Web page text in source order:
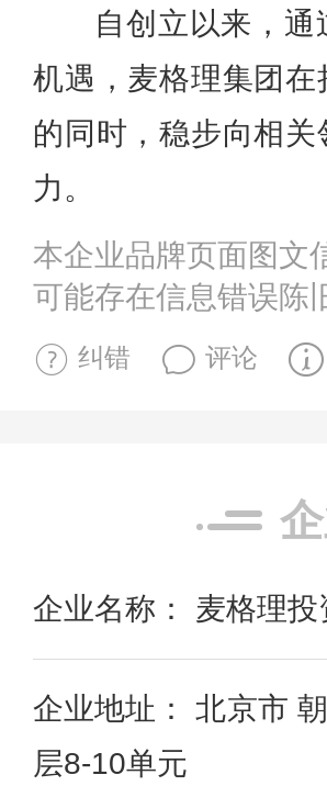
自创立以来，
机遇，麦格理集团
的同时，稳步向相
力。
本企业品牌页面图文
可能存在信息错误陈
纠错 评论
企业名称： 麦格理
企业地址： 北京市
层8-10单元